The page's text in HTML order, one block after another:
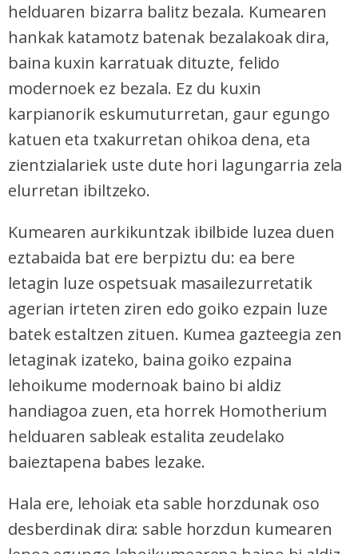
helduaren bizarra balitz bezala. Kumearen
hankak katamotz batenak bezalakoak dira,
baina kuxin karratuak dituzte, felido
modernoek ez bezala. Ez du kuxin
karpianorik eskumuturretan, gaur egungo
katuen eta txakurretan ohikoa dena, eta
zientzialariek uste dute hori lagungarria zela
elurretan ibiltzeko.
Kumearen aurkikuntzak ibilbide luzea duen
eztabaida bat ere berpiztu du: ea bere
letagin luze ospetsuak masailezurretatik
agerian irteten ziren edo goiko ezpain luze
batek estaltzen zituen. Kumea gazteegia zen
letaginak izateko, baina goiko ezpaina
lehoikume modernoak baino bi aldiz
handiagoa zuen, eta horrek Homotherium
helduaren sableak estalita zeudelako
baieztapena babes lezake.
Hala ere, lehoiak eta sable horzdunak oso
desberdinak dira: sable horzdun kumearen